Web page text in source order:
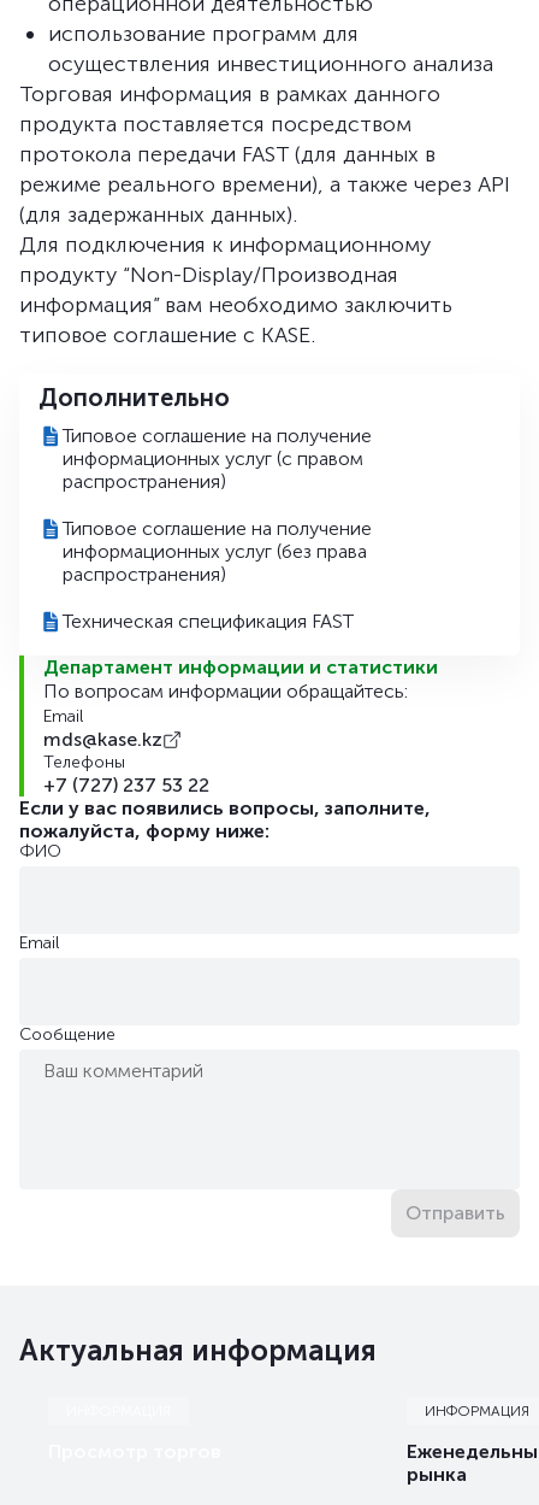
использование программ для
осуществления инвестиционного анализа
Торговая информация в рамках данного
продукта поставляется посредством
протокола передачи FAST (для данных в
режиме реального времени), а также через API
(для задержанных данных).
Для подключения к информационному
продукту “Non-Display/Производная
информация” вам необходимо заключить
типовое соглашение с KASE.
Дополнительно
Типовое соглашение на получение
информационных услуг (с правом
распространения)
Типовое соглашение на получение
информационных услуг (без права
распространения)
Техническая спецификация FAST
Департамент информации и статистики
По вопросам информации обращайтесь:
Email
mds@kase.kz
Телефоны
+7 (727) 237 53 22
Если у вас появились вопросы, заполните,
пожалуйста, форму ниже:
ФИО
Email
Сообщение
Отправить
Актуальная информация
ИНФОРМАЦИЯ
рынка